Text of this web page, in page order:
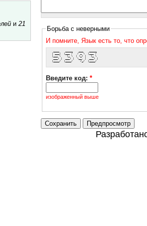
и 21
Борьба с неверными
И помните, Язык есть то, что
| ___|  |___ /   / _ \  |___ /
|___ \    |_ \  | (_) |   |_ \
  ___) |  ___) |  \__, |  ___) |
|____/  |____/     /_/  |____/
Введите код: *
изображенный выше